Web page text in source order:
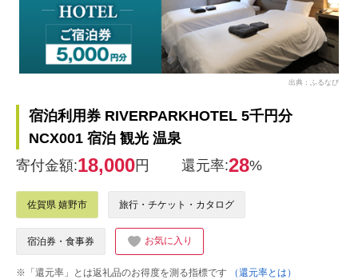
出典：ふるなび
宿泊利用券 RIVERPARKHOTEL 5千円分
NCX001 宿泊 観光 温泉
寄付金額:18,000円 還元率:28%
佐賀県 嬉野市 旅行・チケット・カタログ
宿泊券・食事券 お気に入り
※「還元率」とは返礼品のお得度を測る指標です
（還元率とは）